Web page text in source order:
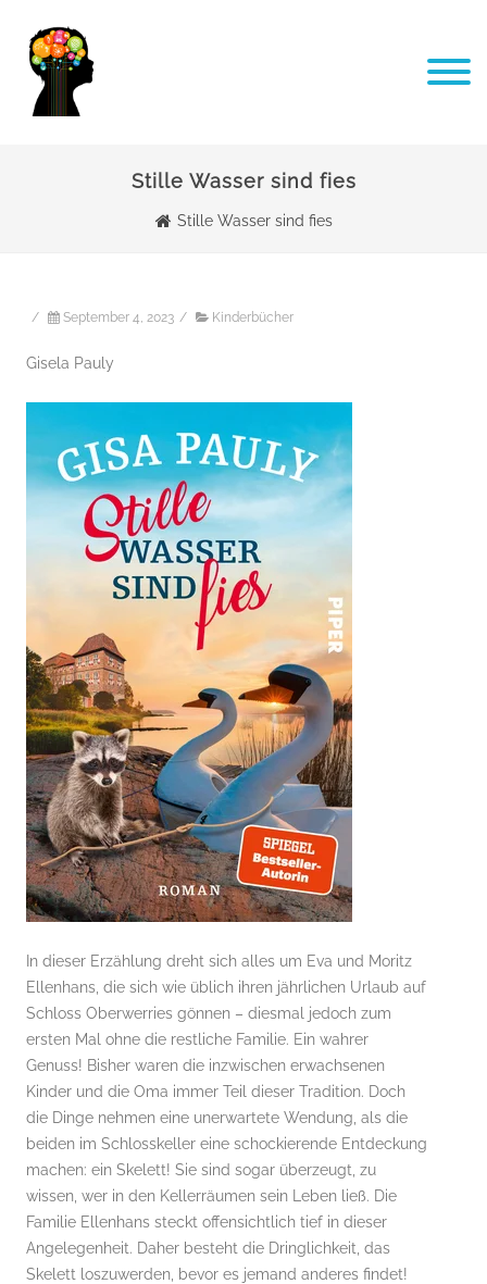
Stille Wasser sind fies
Stille Wasser sind fies
/ September 4, 2023 / Kinderbücher
Gisela Pauly
In dieser Erzählung dreht sich alles um Eva und Moritz
Ellenhans, die sich wie üblich ihren jährlichen Urlaub auf
Schloss Oberwerries gönnen – diesmal jedoch zum
ersten Mal ohne die restliche Familie. Ein wahrer
Genuss! Bisher waren die inzwischen erwachsenen
Kinder und die Oma immer Teil dieser Tradition. Doch
die Dinge nehmen eine unerwartete Wendung, als die
beiden im Schlosskeller eine schockierende Entdeckung
machen: ein Skelett! Sie sind sogar überzeugt, zu
wissen, wer in den Kellerräumen sein Leben ließ. Die
Familie Ellenhans steckt offensichtlich tief in dieser
Angelegenheit. Daher besteht die Dringlichkeit, das
Skelett loszuwerden, bevor es jemand anderes findet!